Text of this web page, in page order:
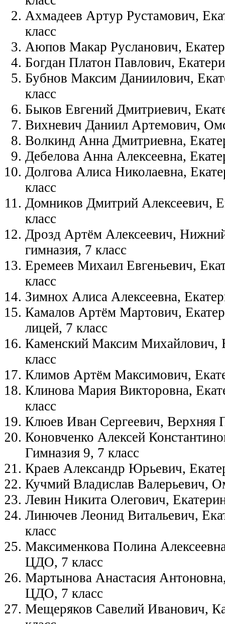
Ахмадеев Артур Рустамович,
класс
Аюпов Макар Русланович,
Богдан Платон Павлович,
Бубнов Максим Даниилович,
класс
Быков Евгений Дмитриевич,
Вихневич Даниил Артемович,
Волкинд Анна Дмитриевна,
Дебелова Анна Алексеевна,
Долгова Алиса Николаевна,
класс
Домников Дмитрий Алексеевич,
класс
Дрозд Артём Алексеевич,
гимназия, 7 класс
Еремеев Михаил Евгеньевич,
класс
Зимнох Алиса Алексеевна,
Камалов Артём Мартович,
лицей, 7 класс
Каменский Максим Михайлович,
класс
Климов Артём Максимович,
Клинова Мария Викторовна,
класс
Клюев Иван Сергеевич,
Коновченко Алексей
Гимназия 9, 7 класс
Краев Александр Юрьевич,
Кучмий Владислав Валерьевич,
Левин Никита Олегович,
Линючев Леонид Витальевич,
класс
Максименкова Полина
ЦДО, 7 класс
Мартынова Анастасия
ЦДО, 7 класс
Мещеряков Савелий Иванович,